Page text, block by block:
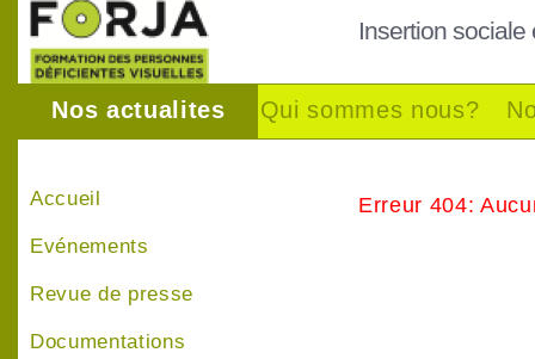
Insertion
Nos actualites Qui sommes nous?
Accueil
Evénements
Revue de presse
Documentations
Erreur 404: